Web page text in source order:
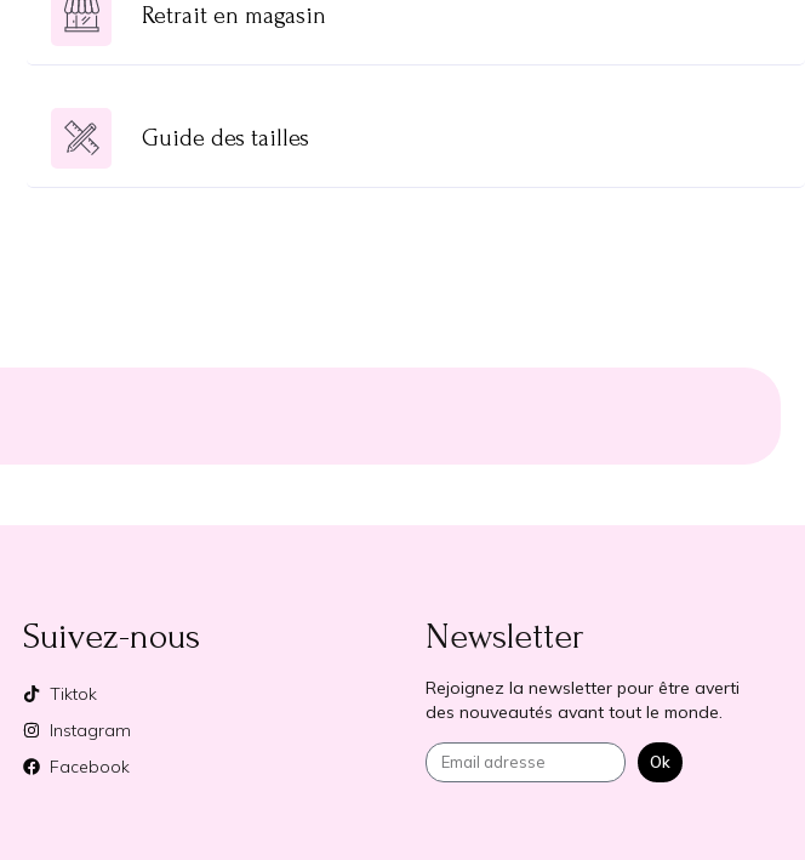
Retrait en magasin
Guide des tailles
Suivez-nous
Tiktok
Instagram
Facebook
Newsletter
Rejoignez la newsletter pour être averti
des nouveautés avant tout le monde.
Ok